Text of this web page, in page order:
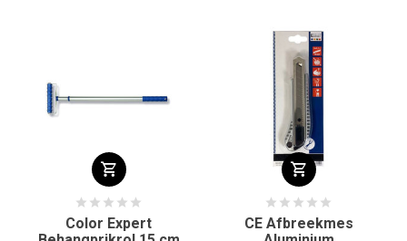
Color Expert
CE Afbreekmes